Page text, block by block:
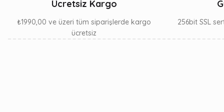
Ücretsiz Kargo
₺1990,00 ve üzeri tüm siparişlerde kargo
ücretsiz
256bit SSL